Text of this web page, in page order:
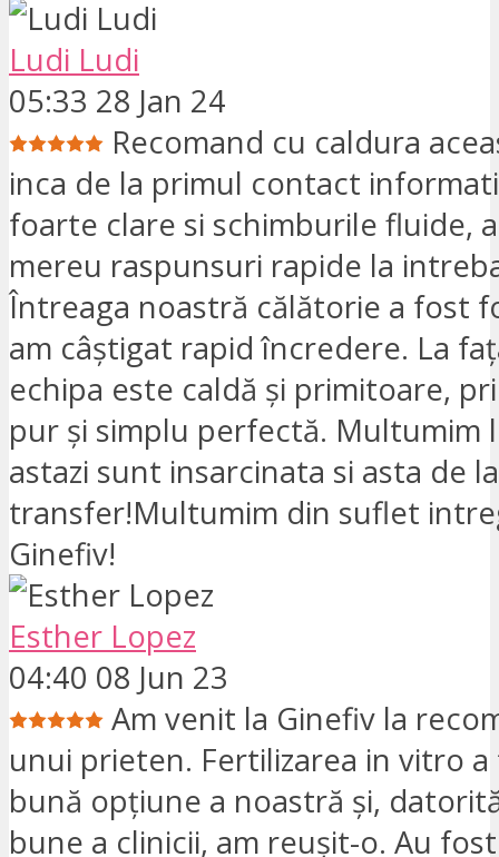
Ludi Ludi
05:33 28 Jan 24
Recomand cu caldura
inca de la primul contact
foarte clare si schimburile fluide,
mereu raspunsuri rapide la
Întreaga noastră călătorie a fost
am câștigat rapid încredere. La
echipa este caldă și primitoare,
pur și simplu perfectă. Multumim
astazi sunt insarcinata si asta de
transfer!Multumim din suflet
Ginefiv!
Esther Lopez
04:40 08 Jun 23
Am venit la Ginefiv la
unui prieten. Fertilizarea in vitro a
bună opțiune a noastră și,
bune a clinicii, am reușit-o. Au